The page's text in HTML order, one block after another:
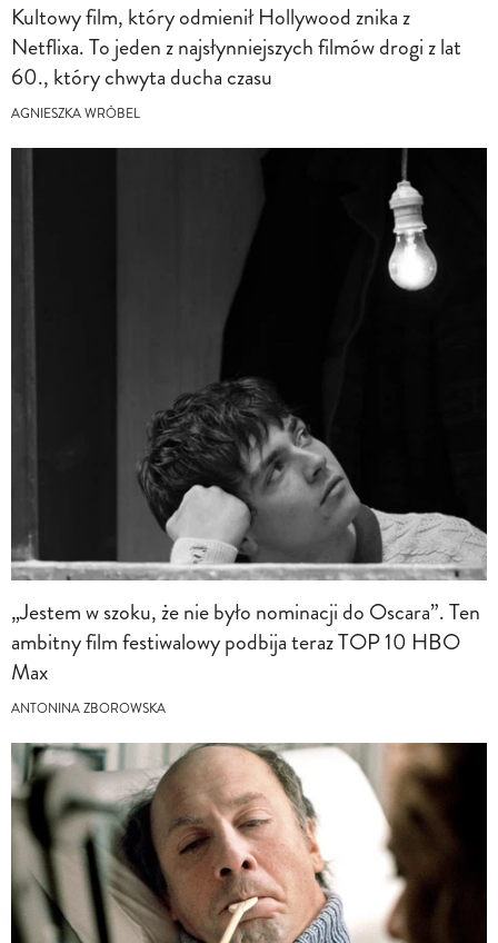
Kultowy film, który odmienił Hollywood znika z
Netflixa. To jeden z najsłynniejszych filmów drogi z lat
60., który chwyta ducha czasu
AGNIESZKA WRÓBEL
„Jestem w szoku, że nie było nominacji do Oscara”. Ten
ambitny film festiwalowy podbija teraz TOP 10 HBO
Max
ANTONINA ZBOROWSKA